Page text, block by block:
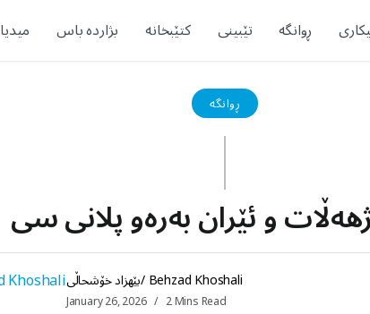
ڕوانگە تێبینی کتێبخانە بژاردە باس میدیا
ڕوانگە
و ئێران بەرەو پلانی سی
بێهزاد خۆشحاڵی/ Behzad Khoshali
January 26, 2026 2 Mins Read